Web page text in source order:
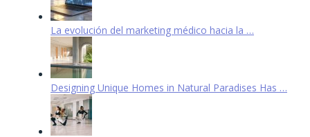
La evolución del marketing médico hacia la …
Designing Unique Homes in Natural Paradises Has …